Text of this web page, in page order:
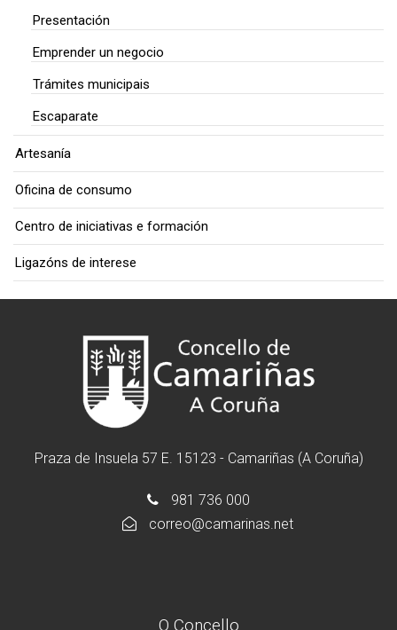
Presentación
Emprender un negocio
Trámites municipais
Escaparate
Artesanía
Oficina de consumo
Centro de iniciativas e formación
Ligazóns de interese
Praza de Insuela 57 E. 15123 - Camariñas (A Coruña)
981 736 000
correo@camarinas.net
O Concello